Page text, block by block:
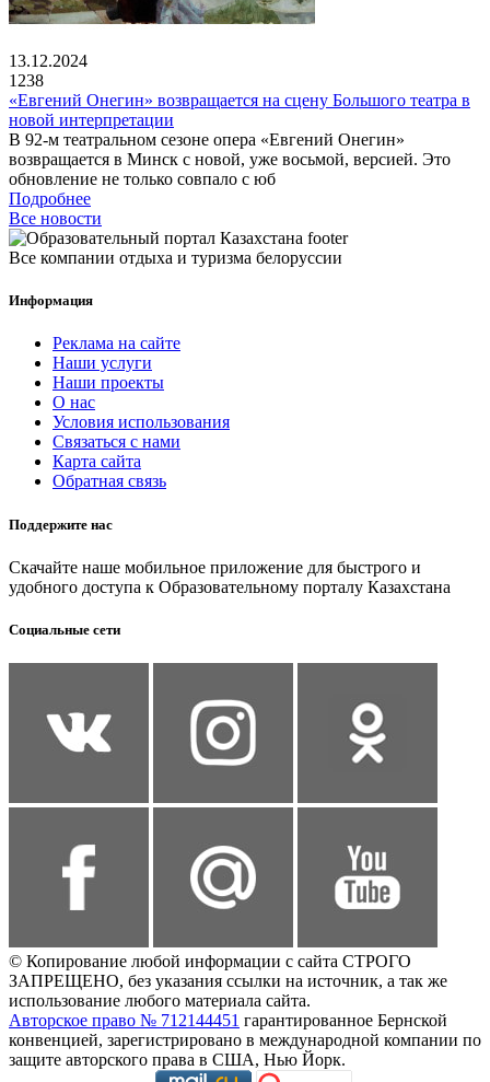
13.12.2024
1238
«Евгений Онегин» возвращается на сцену Большого театра в
новой интерпретации
В 92-м театральном сезоне опера «Евгений Онегин»
возвращается в Минск с новой, уже восьмой, версией. Это
обновление не только совпало с юб
Подробнее
Все новости
Все компании отдыха и туризма белоруссии
Информация
Реклама на сайте
Наши услуги
Наши проекты
О нас
Условия использования
Связаться с нами
Карта сайта
Обратная связь
Поддержите нас
Скачайте наше мобильное приложение для быстрого и
удобного доступа к Образовательному порталу Казахстана
Социальные сети
© Копирование любой информации с сайта СТРОГО
ЗАПРЕЩЕНО, без указания ссылки на источник, а так же
использование любого материала сайта.
Авторское право № 712144451 гарантированное Бернской
конвенцией, зарегистрировано в международной компании по
защите авторского права в США, Нью Йорк.